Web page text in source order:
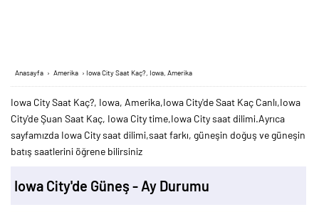
Anasayfa › Amerika › Iowa City Saat Kaç?, Iowa, Amerika
Iowa City Saat Kaç?, Iowa, Amerika,Iowa City'de Saat Kaç Canlı,Iowa
City'de Şuan Saat Kaç, Iowa City time,Iowa City saat dilimi.Ayrıca
sayfamızda Iowa City saat dilimi,saat farkı, güneşin doğuş ve güneşin
batış saatlerini öğrene bilirsiniz
Iowa City'de Güneş - Ay Durumu